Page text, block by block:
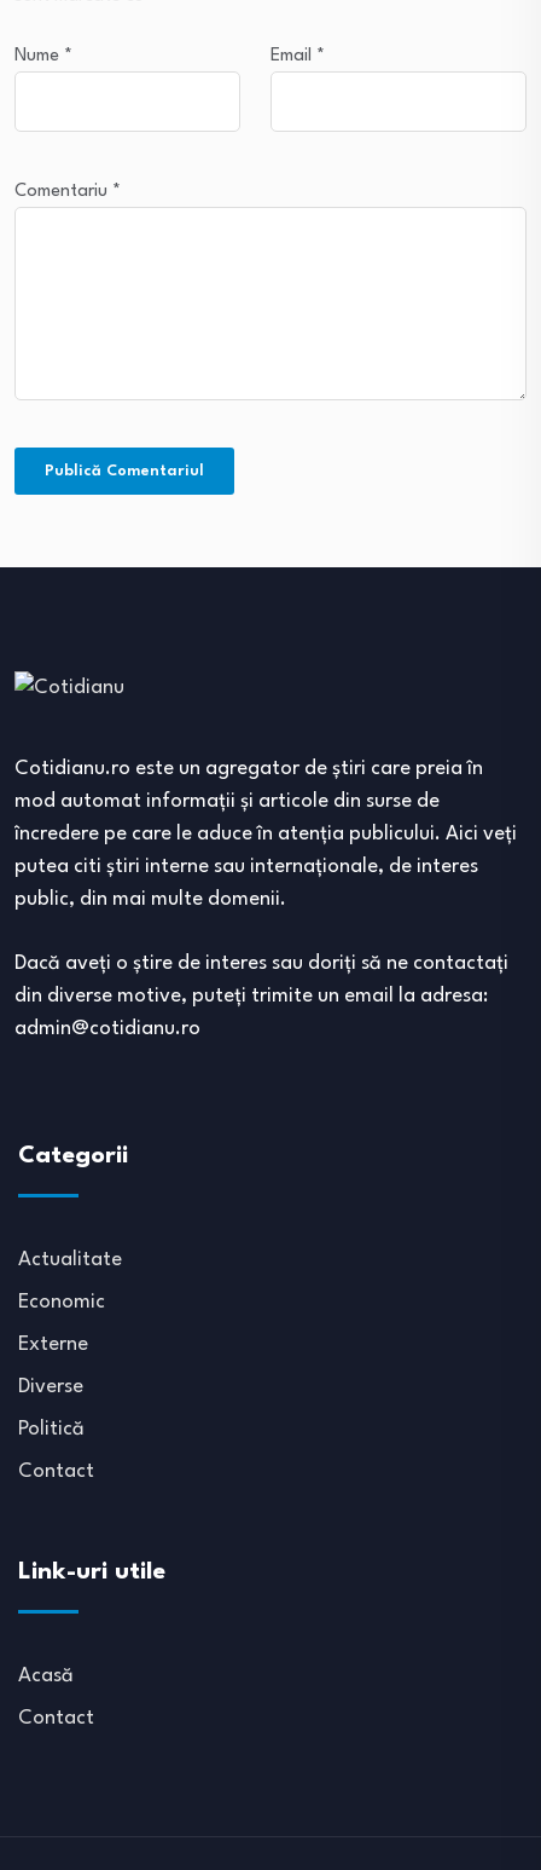
Nume * Email *
Comentariu *
Cotidianu.ro este un agregator de ştiri care preia în
mod automat informaţii şi articole din surse de
încredere pe care le aduce în atenţia publicului. Aici veţi
putea citi ştiri interne sau internaţionale, de interes
public, din mai multe domenii.
Dacă aveţi o ştire de interes sau doriţi să ne contactaţi
din diverse motive, puteţi trimite un email la adresa:
admin@cotidianu.ro
Categorii
Actualitate
Economic
Externe
Diverse
Politică
Contact
Link-uri utile
Acasă
Contact